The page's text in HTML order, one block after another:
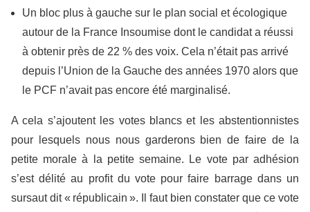
Un bloc plus à gauche sur le plan social et écologique
autour de la France Insoumise dont le candidat a réussi
à obtenir près de 22 % des voix. Cela n’était pas arrivé
depuis l’Union de la Gauche des années 1970 alors que
le PCF n’avait pas encore été marginalisé.
A cela s’ajoutent les votes blancs et les abstentionnistes
pour lesquels nous nous garderons bien de faire de la
petite morale à la petite semaine. Le vote par adhésion
s’est délité au profit du vote pour faire barrage dans un
sursaut dit « républicain ». Il faut bien constater que ce vote